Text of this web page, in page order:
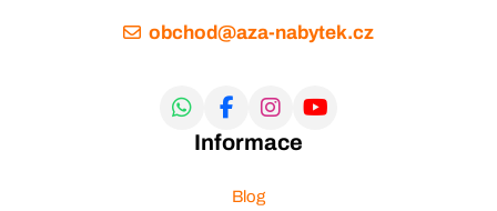
obchod@aza-nabytek.cz
Informace
Blog